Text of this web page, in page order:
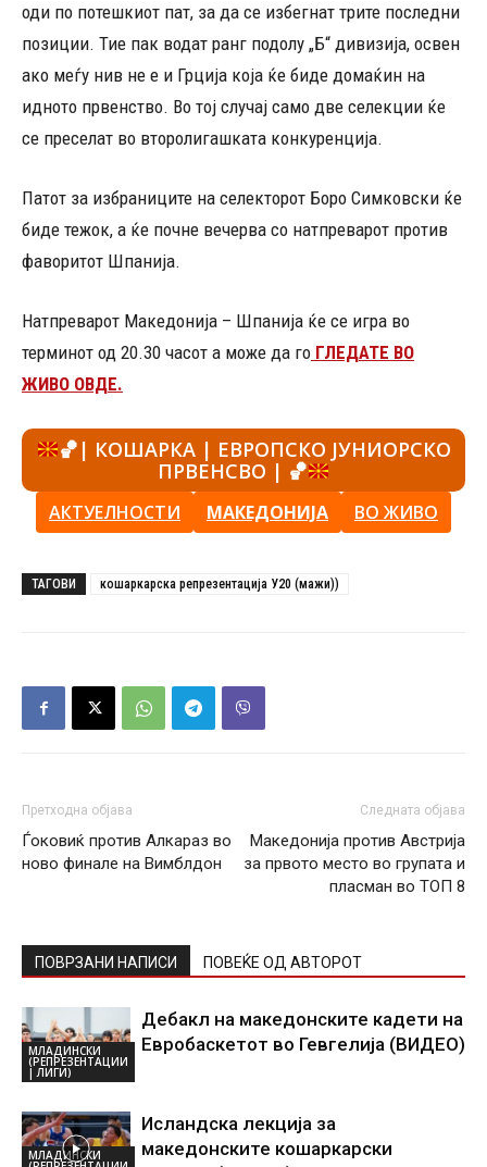
оди по потешкиот пат, за да се избегнат трите последни
позиции. Тие пак водат ранг подолу „Б“ дивизија, освен
ако меѓу нив не е и Грција која ќе биде домаќин на
идното првенство. Во тој случај само две селекции ќе
се преселат во второлигашката конкуренција.
Патот за избраниците на селекторот Боро Симковски ќе
биде тежок, а ќе почне вечерва со натпреварот против
фаворитот Шпанија.
Натпреварот Македонија – Шпанија ќе се игра во
терминот од 20.30 часот а може да го ГЛЕДАТЕ ВО
ЖИВО ОВДЕ.
🏀 | КОШАРКА | ЕВРОПСКО ЈУНИОРСКО
ПРВЕНСВО | 🏀
АКТУЕЛНОСТИ МАКЕДОНИЈА ВО ЖИВО
ТАГОВИ кошаркарска репрезентација У20 (мажи))
Претходна објава
Ѓоковиќ против Алкараз во
ново финале на Вимблдон
Следната објава
Македонија против Австрија
за првото место во групата и
пласман во ТОП 8
ПОВРЗАНИ НАПИСИ ПОВЕЌЕ ОД АВТОРОТ
МЛАДИНСКИ
(РЕПРЕЗЕНТАЦИИ
| ЛИГИ)
Дебакл на македонските кадети на
Евробаскетот во Гевгелија (ВИДЕО)
МЛАДИНСКИ
Исландска лекција за
македонските кошаркарски